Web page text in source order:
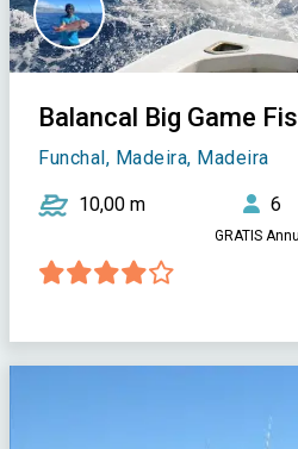
Balancal Big Game
Funchal, Madeira, Madeira
10,00 m 6
GRATIS